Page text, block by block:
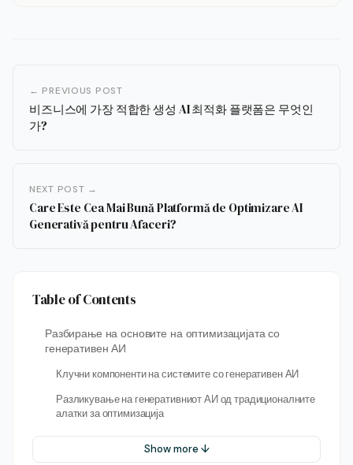
← PREVIOUS POST
비즈니스에 가장 적합한 생성 AI 최적화 플랫폼은 무엇인
가?
NEXT POST →
Care Este Cea Mai Bună Platformă de Optimizare AI
Generativă pentru Afaceri?
Table of Contents
Разбирање на основите на оптимизацијата со
генеративен АИ
Клучни компоненти на системите со генеративен АИ
Разликување на генеративниот АИ од традиционалните
алатки за оптимизација
Show more ↓